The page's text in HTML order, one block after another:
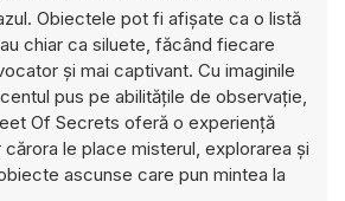
Obiectele pot fi afișate ca o listă
chiar ca siluete, făcând fiecare
și mai captivant. Cu imaginile
pus pe abilitățile de observație,
Of Secrets oferă o experiență
le place misterul, explorarea și
ascunse care pun mintea la